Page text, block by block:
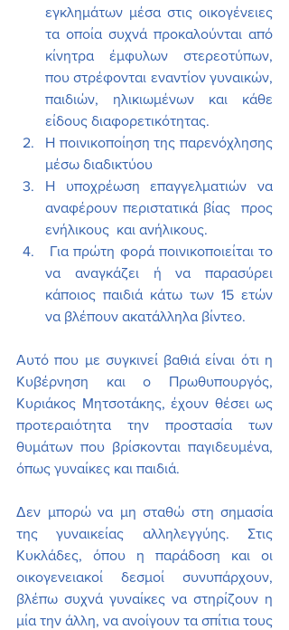
εγκλημάτων μέσα στις οικογένειες
τα οποία συχνά προκαλούνται από
κίνητρα έμφυλων στερεοτύπων,
που στρέφονται εναντίον γυναικών,
παιδιών, ηλικιωμένων και κάθε
είδους διαφορετικότητας.
Η ποινικοποίηση της παρενόχλησης
μέσω διαδικτύου
Η υποχρέωση επαγγελματιών να
αναφέρουν περιστατικά βίας  προς
ενήλικους  και ανήλικους.
Για πρώτη φορά ποινικοποιείται το
να αναγκάζει ή να παρασύρει
κάποιος παιδιά κάτω των 15 ετών
να βλέπουν ακατάλληλα βίντεο.
Αυτό που με συγκινεί βαθιά είναι ότι η
Κυβέρνηση και ο Πρωθυπουργός,
Κυριάκος Μητσοτάκης, έχουν θέσει ως
προτεραιότητα την προστασία των
θυμάτων που βρίσκονται παγιδευμένα,
όπως γυναίκες και παιδιά.
Δεν μπορώ να μη σταθώ στη σημασία
της γυναικείας αλληλεγγύης. Στις
Κυκλάδες, όπου η παράδοση και οι
οικογενειακοί δεσμοί συνυπάρχουν,
βλέπω συχνά γυναίκες να στηρίζουν η
μία την άλλη, να ανοίγουν τα σπίτια τους